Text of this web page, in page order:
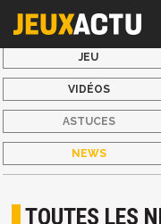
JEU
VIDÉOS
ASTUCES
NEWS
TOUTES LES